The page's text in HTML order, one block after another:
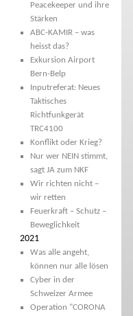
Peacekeeper und ihre
Stärken
ABC-KAMIR – was
heisst das?
Exkursion Airport
Bern-Belp
Inputreferat: Neues
Taktisches
Richtfunkgerät
TRC4100
Konflikt oder Krieg?
Nur wer NEIN stimmt,
sagt JA zum NKF
Wir richten nicht –
wir retten
Feuerkraft – Schutz –
Beweglichkeit
2021
Was alle angeht,
können nur alle lösen
Cyber in der
Schweizer Armee
Operation "CORONA